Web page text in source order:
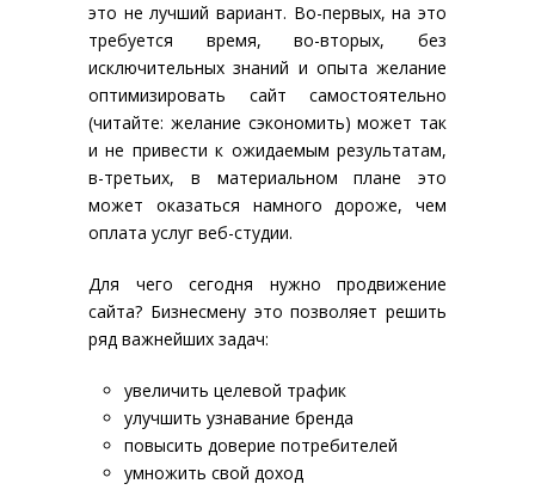
это не лучший вариант. Во-первых, на это
требуется время, во-вторых, без
исключительных знаний и опыта желание
оптимизировать сайт самостоятельно
(читайте: желание сэкономить) может так
и не привести к ожидаемым результатам,
в-третьих, в материальном плане это
может оказаться намного дороже, чем
оплата услуг веб-студии.
Для чего сегодня нужно продвижение
сайта? Бизнесмену это позволяет решить
ряд важнейших задач:
увеличить целевой трафик
улучшить узнавание бренда
повысить доверие потребителей
умножить свой доход